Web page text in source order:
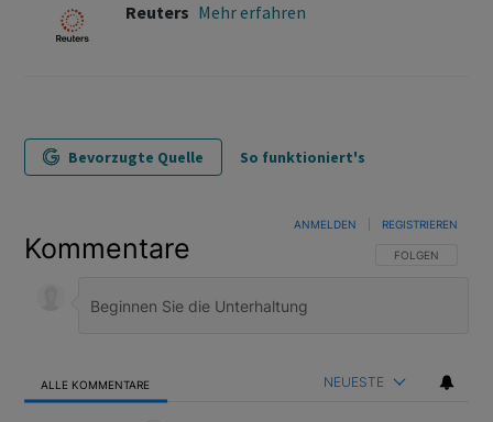
Reuters Mehr erfahren
Bevorzugte Quelle So funktioniert's
Kommentare FOLGE DIESER
FOLGEN
ANMELDEN REGISTRIEREN
ALLE KOMMENTARE NEUESTE